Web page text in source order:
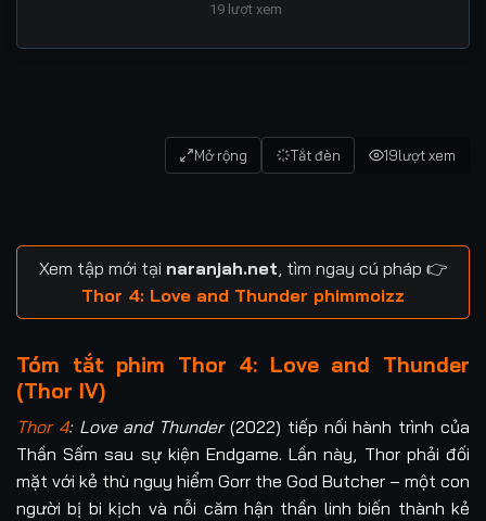
19lượt xem
Mở rộng Tắt đèn 19lượt xem
Xem tập mới tại naranjah.net , tìm ngay cú pháp 👉
Thor 4: Love and Thunder phimmoizz
Tóm tắt phim Thor 4: Love and Thunder
(Thor IV)
Thor 4: Love and Thunder(2022) tiếp nối hành trình của
Thần Sấm sau sự kiện Endgame. Lần này, Thor phải đối
mặt với kẻ thù nguy hiểm Gorr the God Butcher – một con
người bị bi kịch và nỗi căm hận thần linh biến thành kẻ